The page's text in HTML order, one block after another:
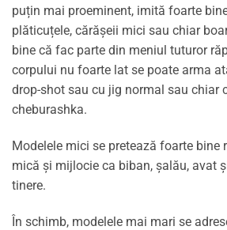
puțin mai proeminent, imită foarte
plăticuțele, cărășeii mici sau chiar
bine că fac parte din meniul tuturor
corpului nu foarte lat se poate arma
drop-shot sau cu jig normal sau chiar
cheburashka.
Modelele mici se pretează foarte bine
mică și mijlocie ca biban, șalău, avat
tinere.
În schimb, modelele mai mari se